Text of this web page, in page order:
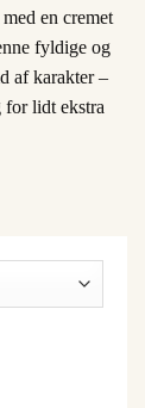
en cremet
fyldige og
af karakter –
for lidt ekstra